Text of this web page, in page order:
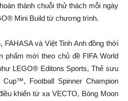
thành chuỗi thử thách mỗi ngày
Mini Build từ chương trình.
FAHASA và Việt Tinh Anh đồng thời
phẩm mới theo chủ đề FIFA World
LEGO® Editons Sports, Thẻ sưu
Football Spinner Champion
khiển từ xa VECTO, Bóng Moon